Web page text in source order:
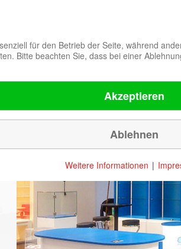
für den Betrieb der Seite, während
Bitte beachten Sie, dass bei einer
Akzeptieren
Ablehnen
Weitere Informationen |